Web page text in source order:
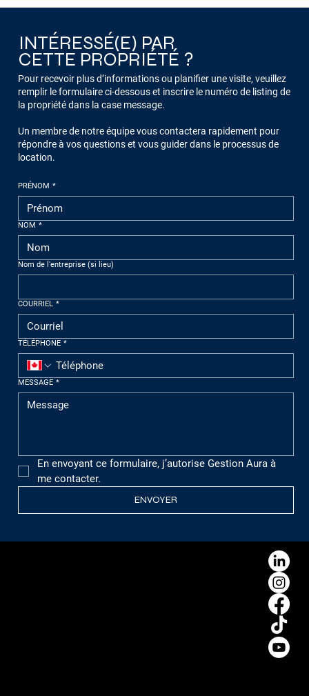
INTÉRESSÉ(E) PAR
CETTE PROPRIÉTÉ ?
Pour recevoir plus d’informations ou planifier une visite, veuillez
remplir le formulaire ci-dessous et inscrire le numéro de listing de
la propriété dans la case message.
Un membre de notre équipe vous contactera rapidement pour
répondre à vos questions et vous guider dans le processus de
location.
PRÉNOM *
NOM *
Nom de l'entreprise (si lieu)
COURRIEL *
TÉLÉPHONE *
MESSAGE *
En envoyant ce formulaire, j’autorise Gestion Aura à
me contacter.
ENVOYER